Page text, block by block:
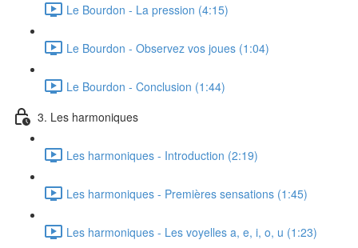
Le Bourdon - La pression (4:15)
Le Bourdon - Observez vos joues (1:04)
Le Bourdon - Conclusion (1:44)
3. Les harmoniques
Les harmoniques - Introduction (2:19)
Les harmoniques - Premières sensations (1:45)
Les harmoniques - Les voyelles a, e, i, o, u (1:23)